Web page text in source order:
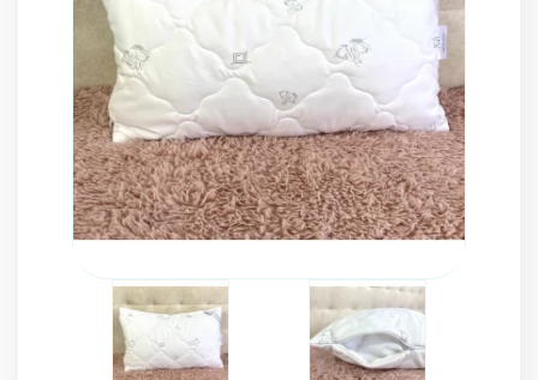
Комплекти з ковдр, подушок і постільної білизни